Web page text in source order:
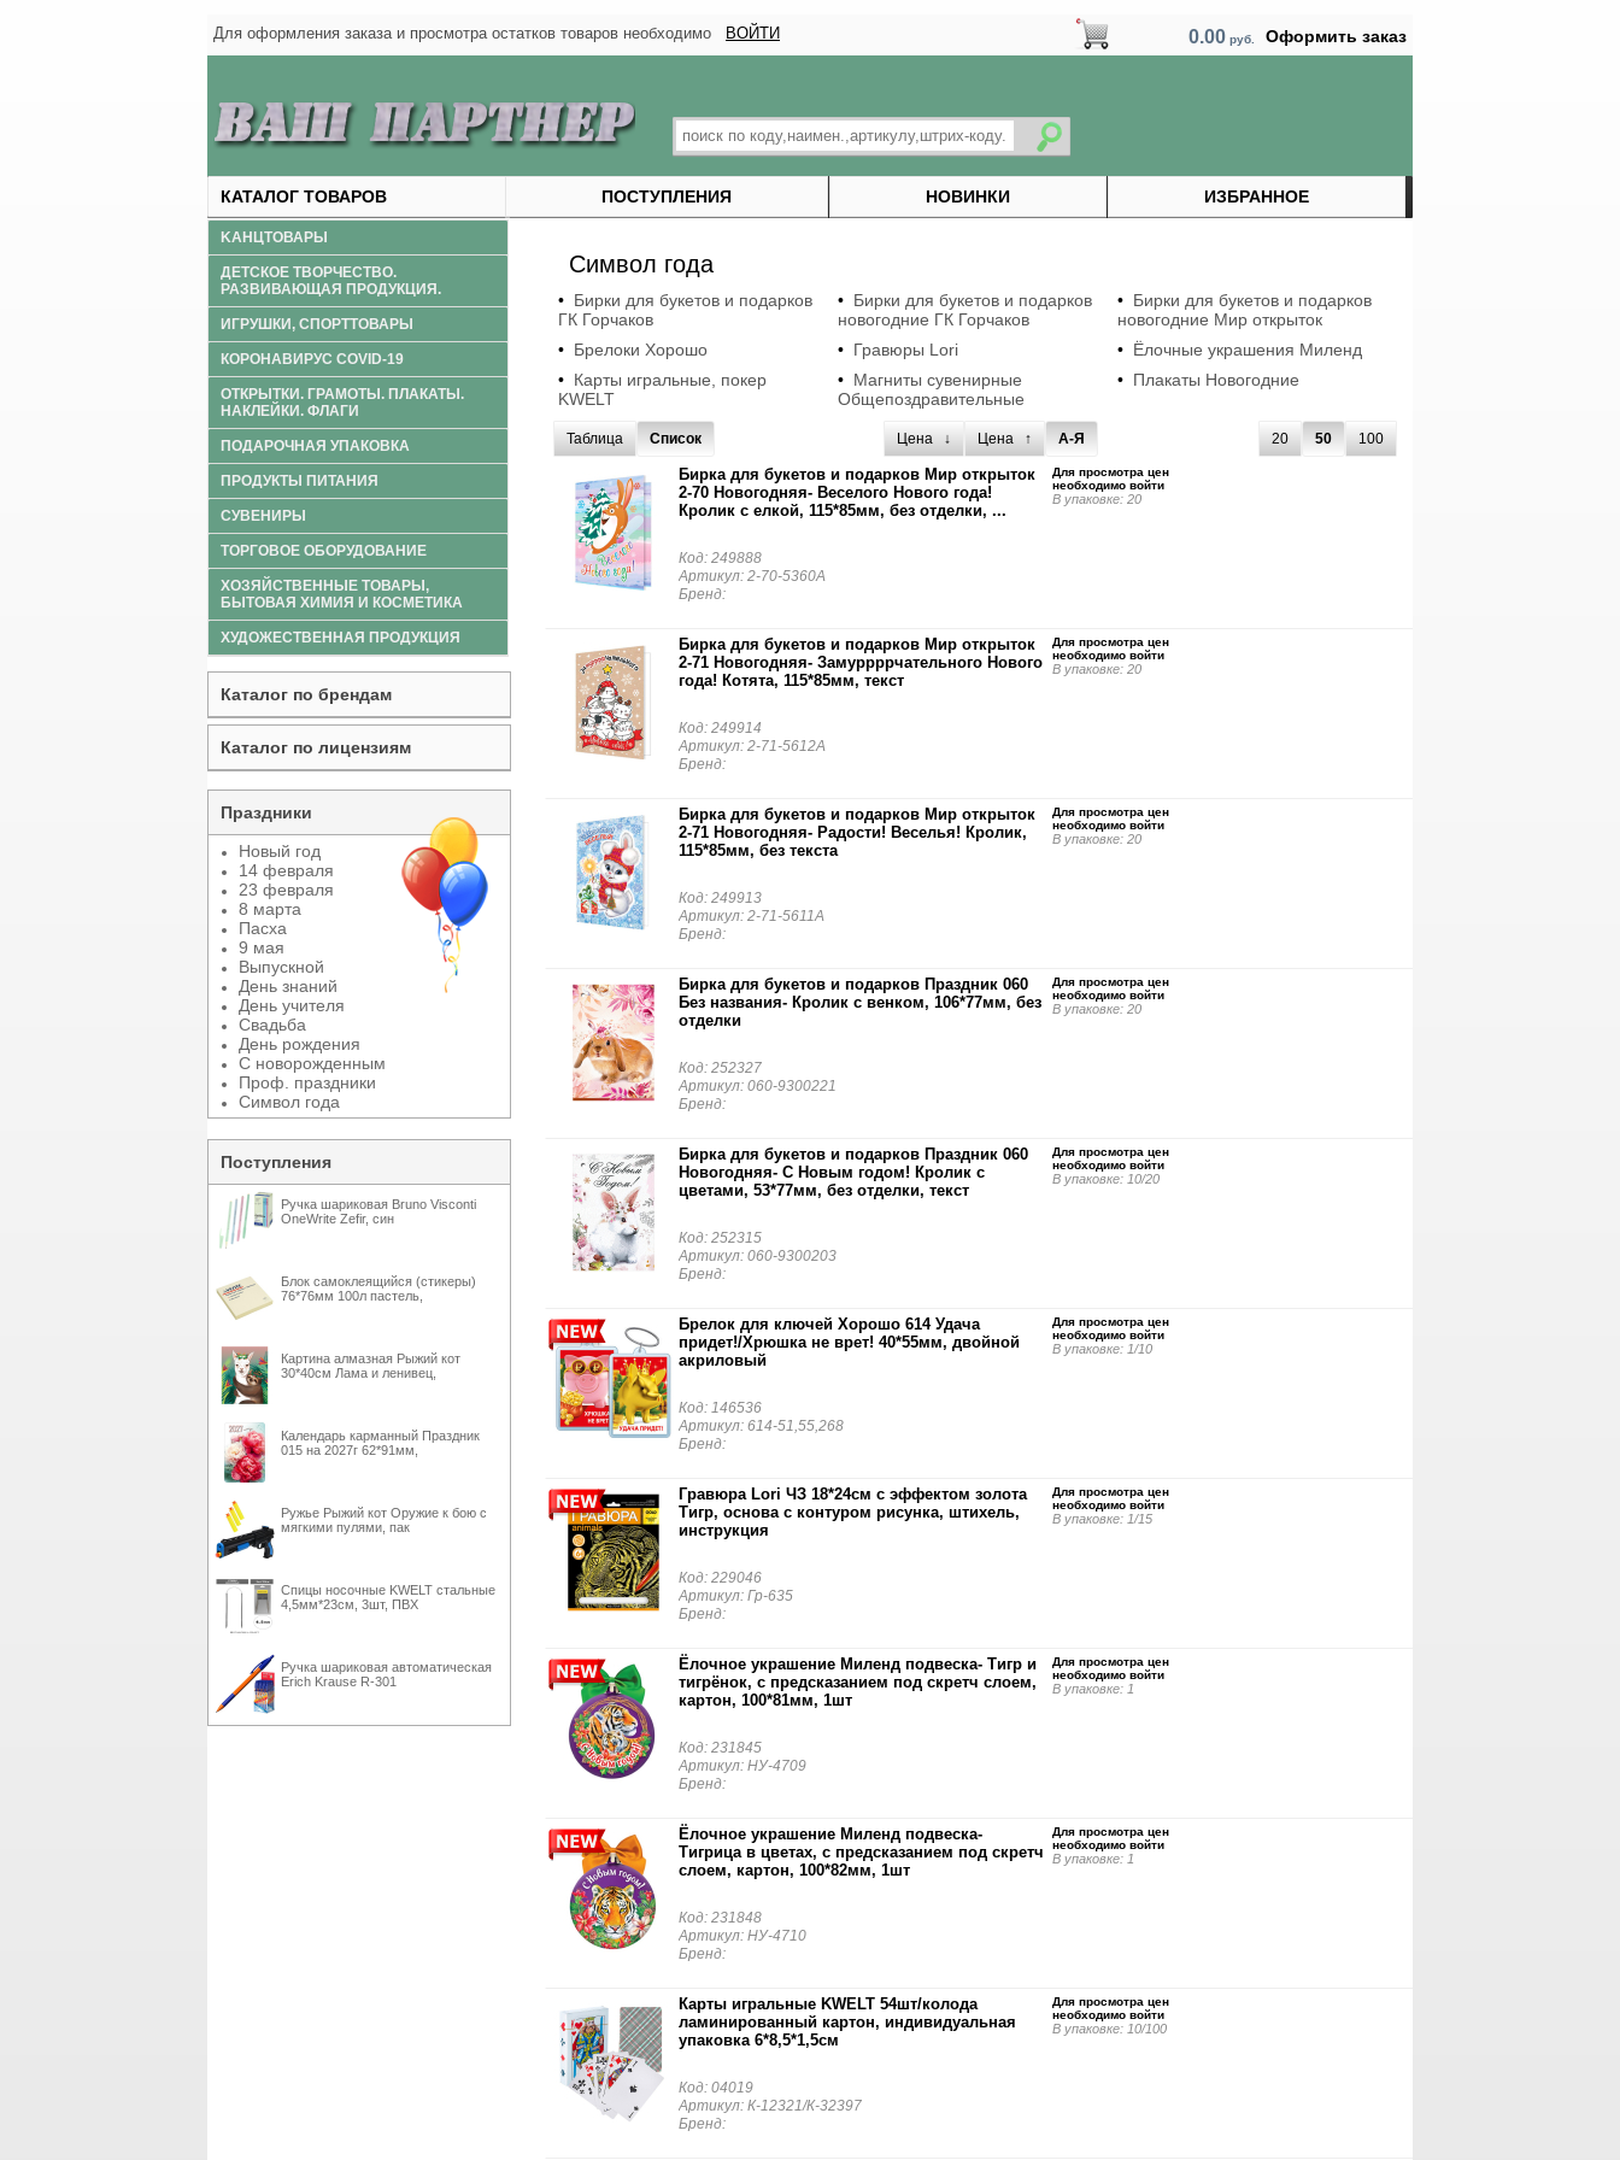
Для оформления заказа и просмотра остатков товаров необходимо ВОЙТИ Оформить заказ
0.00 руб.
КАТАЛОГ ТОВАРОВ ПОСТУПЛЕНИЯ НОВИНКИ ИЗБРАННОЕ
Символ года
• Бирки для букетов и подарков
ГК Горчаков
• Бирки для букетов и подарков
новогодние ГК Горчаков
• Бирки для букетов и подарков
новогодние Мир открыток
• Брелоки Хорошо • Гравюры Lori • Ёлочные украшения Миленд
• Карты игральные, покер
KWELT
• Магниты сувенирные
Общепоздравительные
• Плакаты Новогодние
Таблица Список Ценa ↓ Цена ↑ А-Я 20 50 100
Бирка для букетов и подарков Мир открыток
2-70 Новогодняя- Веселого Нового года!
Кролик с елкой, 115*85мм, без отделки, ...
Код: 249888
Артикул: 2-70-5360А
Бренд:
Для просмотра цен
необходимо войти
В упаковке: 20
Бирка для букетов и подарков Мир открыток
2-71 Новогодняя- Замуррррчательного Нового
года! Котята, 115*85мм, текст
Код: 249914
Артикул: 2-71-5612А
Бренд:
Для просмотра цен
необходимо войти
В упаковке: 20
Бирка для букетов и подарков Мир открыток
2-71 Новогодняя- Радости! Веселья! Кролик,
115*85мм, без текста
Код: 249913
Артикул: 2-71-5611А
Бренд:
Для просмотра цен
необходимо войти
В упаковке: 20
Бирка для букетов и подарков Праздник 060
Без названия- Кролик с венком, 106*77мм, без
отделки
Код: 252327
Артикул: 060-9300221
Бренд:
Для просмотра цен
необходимо войти
В упаковке: 20
Бирка для букетов и подарков Праздник 060
Новогодняя- С Новым годом! Кролик с
цветами, 53*77мм, без отделки, текст
Код: 252315
Артикул: 060-9300203
Бренд:
Для просмотра цен
необходимо войти
В упаковке: 10/20
Брелок для ключей Хорошо 614 Удача
придет!/Хрюшка не врет! 40*55мм, двойной
акриловый
Код: 146536
Артикул: 614-51,55,268
Бренд:
Для просмотра цен
необходимо войти
В упаковке: 1/10
Гравюра Lori ЧЗ 18*24см с эффектом золота
Тигр, основа с контуром рисунка, штихель,
инструкция
Код: 229046
Артикул: Гр-635
Бренд:
Для просмотра цен
необходимо войти
В упаковке: 1/15
Ёлочное украшение Миленд подвеска- Тигр и
тигрёнок, с предсказанием под скретч слоем,
картон, 100*81мм, 1шт
Код: 231845
Артикул: НУ-4709
Бренд:
Для просмотра цен
необходимо войти
В упаковке: 1
Ёлочное украшение Миленд подвеска-
Тигрица в цветах, с предсказанием под скретч
слоем, картон, 100*82мм, 1шт
Код: 231848
Артикул: НУ-4710
Бренд:
Для просмотра цен
необходимо войти
В упаковке: 1
Карты игральные KWELT 54шт/колода
ламинированный картон, индивидуальная
упаковка 6*8,5*1,5см
Код: 04019
Артикул: К-12321/К-32397
Бренд:
Для просмотра цен
необходимо войти
В упаковке: 10/100
KАНЦТОВАРЫ
ДЕТСКОЕ ТВОРЧЕСТВО.
РАЗВИВАЮЩАЯ ПРОДУКЦИЯ.
ИГРУШКИ, СПОРТТОВАРЫ
КОРОНАВИРУС COVID-19
ОТКРЫТКИ. ГРАМОТЫ. ПЛАКАТЫ.
НАКЛЕЙКИ. ФЛАГИ
ПОДАРОЧНАЯ УПАКОВКА
ПРОДУКТЫ ПИТАНИЯ
СУВЕНИРЫ
ТОРГОВОЕ ОБОРУДОВАНИЕ
ХОЗЯЙСТВЕННЫЕ ТОВАРЫ,
БЫТОВАЯ ХИМИЯ И КОСМЕТИКА
ХУДОЖЕСТВЕННАЯ ПРОДУКЦИЯ
Каталог по брендам
Каталог по лицензиям
Праздники
Новый год
14 февраля
23 февраля
8 марта
Пасха
9 мая
Выпускной
День знаний
День учителя
Свадьба
День рождения
С новорожденным
Проф. праздники
Символ года
Поступления
Ручка шариковая Bruno Visconti
OneWrite Zefir, син
Блок самоклеящийся (стикеры)
76*76мм 100л пастель,
Картина алмазная Рыжий кот
30*40см Лама и ленивец,
Календарь карманный Праздник
015 на 2027г 62*91мм,
Ружье Рыжий кот Оружие к бою с
мягкими пулями, пак
Спицы носочные KWELT стальные
4,5мм*23см, 3шт, ПВХ
Ручка шариковая автоматическая
Erich Krause R-301